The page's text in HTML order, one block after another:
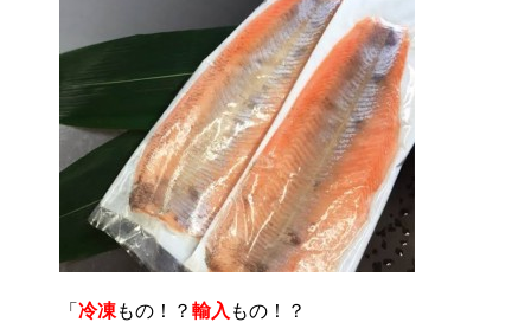
「 冷凍もの！？ 輸入 もの！？